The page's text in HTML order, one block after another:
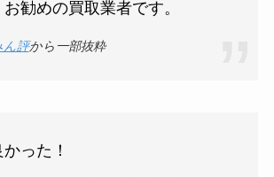
お勧めの買取業者です。
ん評から一部抜粋
った！